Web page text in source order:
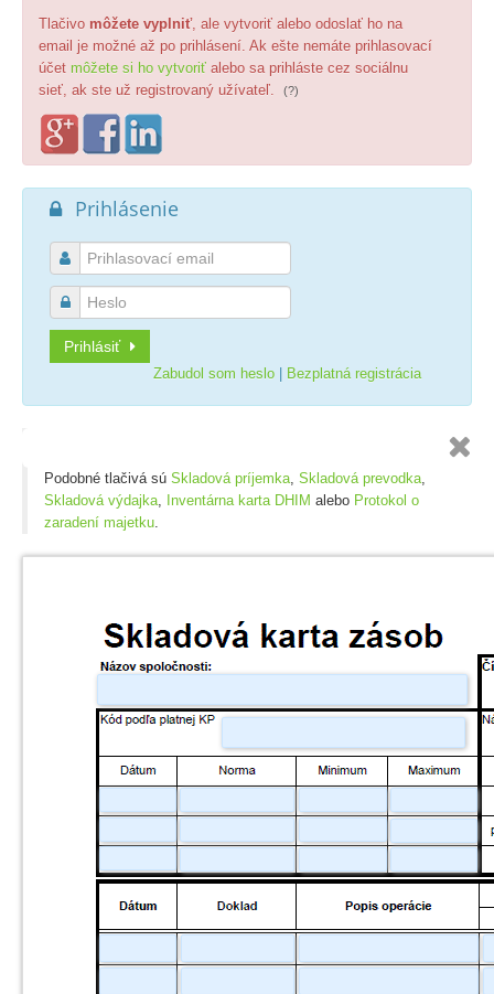
Tlačivo môžete vyplniť, ale vytvoriť alebo odoslať ho na
email je možné až po prihlásení. Ak ešte nemáte prihlasovací
účet môžete si ho vytvoriť alebo sa prihláste cez sociálnu
sieť, ak ste už registrovaný užívateľ.
(?)
 Prihlásenie


Prihlásiť
Zabudol som heslo Bezplatná registrácia

Podobné tlačivá sú Skladová príjemka, Skladová prevodka,
Skladová výdajka, Inventárna karta DHIM alebo Protokol o
zaradení majetku.